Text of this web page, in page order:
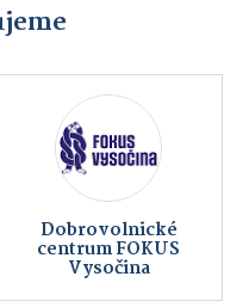
Dobrovolnické
centrum FOKUS
Vysočina